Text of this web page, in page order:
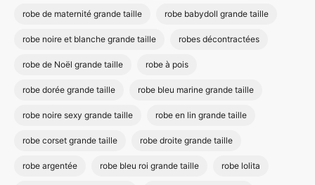
robe de maternité grande taille robe babydoll grande taille
robe noire et blanche grande taille robes décontractées
robe de Noël grande taille robe à pois
robe dorée grande taille robe bleu marine grande taille
robe noire sexy grande taille robe en lin grande taille
robe corset grande taille robe droite grande taille
robe argentée robe bleu roi grande taille robe lolita